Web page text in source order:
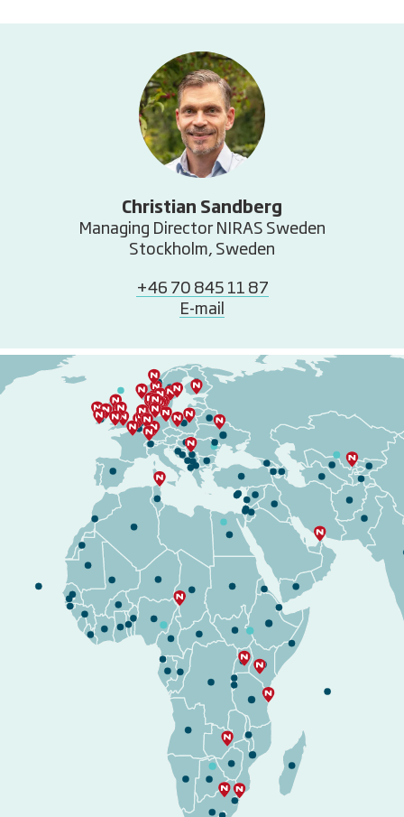
Christian Sandberg
Managing Director NIRAS Sweden
Stockholm, Sweden
+46 70 845 11 87
E-mail